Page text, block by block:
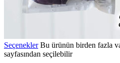
SeçeneklerBu ürünün birden fazla
sayfasından seçilebilir